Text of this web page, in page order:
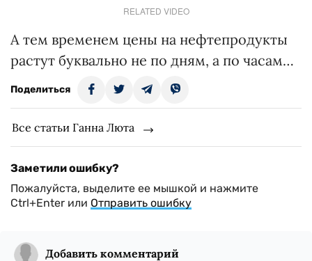
RELATED VIDEO
А тем временем цены на нефтепродукты
растут буквально не по дням, а по часам…
Поделиться
Все статьи Ганна Люта
Заметили ошибку?
Пожалуйста, выделите ее мышкой и нажмите
Ctrl+Enter или Отправить ошибку
Добавить комментарий